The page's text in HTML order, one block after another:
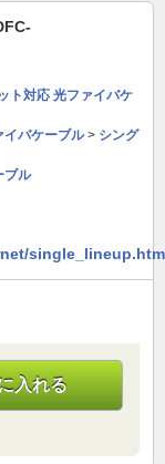
ト対応 光ファイバケ
イバケーブル> シング
ブル
single_lineup.htm
入れる